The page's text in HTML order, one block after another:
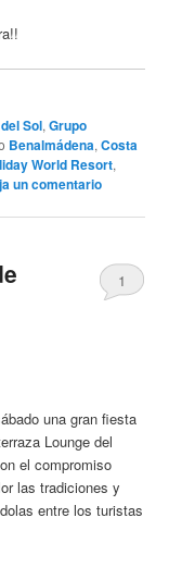
Sol,Grupo
Benalmádena,Costa
World Resort,
un comentario
1
una gran fiesta
Lounge del
el compromiso
las tradiciones y
entre los turistas